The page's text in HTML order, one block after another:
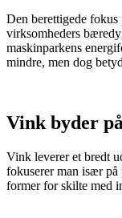
Den berettigede fokus
virksomheders
maskinparkens
mindre, men dog
Vink byder
Vink leverer et bredt
fokuserer man især
former for skilte med